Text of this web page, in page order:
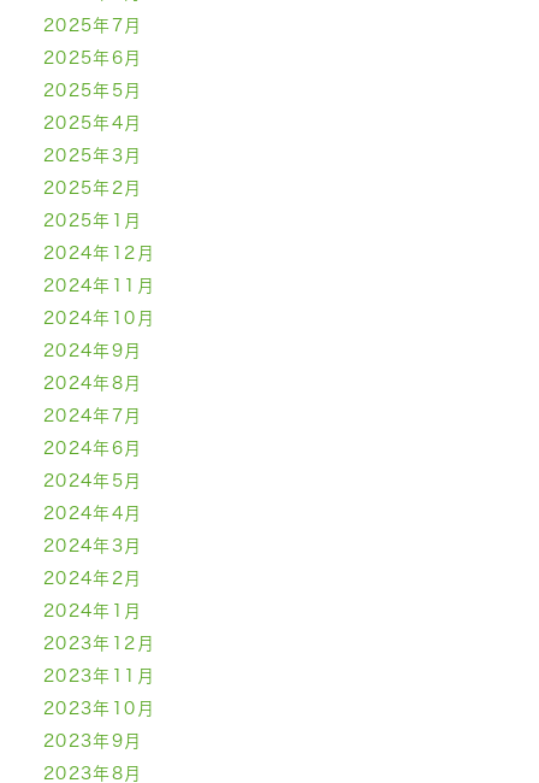
2025年7月
2025年6月
2025年5月
2025年4月
2025年3月
2025年2月
2025年1月
2024年12月
2024年11月
2024年10月
2024年9月
2024年8月
2024年7月
2024年6月
2024年5月
2024年4月
2024年3月
2024年2月
2024年1月
2023年12月
2023年11月
2023年10月
2023年9月
2023年8月